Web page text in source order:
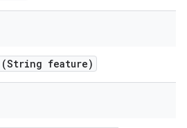
(String feature)